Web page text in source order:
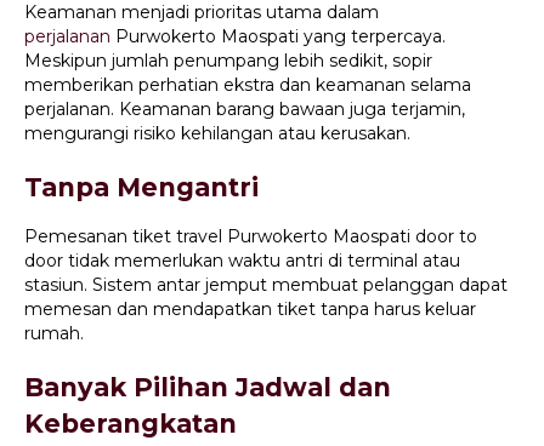
Keamanan menjadi prioritas utama dalam
perjalanan Purwokerto Maospati yang terpercaya.
Meskipun jumlah penumpang lebih sedikit, sopir
memberikan perhatian ekstra dan keamanan selama
perjalanan. Keamanan barang bawaan juga terjamin,
mengurangi risiko kehilangan atau kerusakan.
Tanpa Mengantri
Pemesanan tiket travel Purwokerto Maospati door to
door tidak memerlukan waktu antri di terminal atau
stasiun. Sistem antar jemput membuat pelanggan dapat
memesan dan mendapatkan tiket tanpa harus keluar
rumah.
Banyak Pilihan Jadwal dan
Keberangkatan